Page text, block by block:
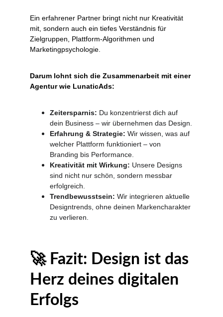
Ein erfahrener Partner bringt nicht nur Kreativität
mit, sondern auch ein tiefes Verständnis für
Zielgruppen, Plattform-Algorithmen und
Marketingpsychologie.
Darum lohnt sich die Zusammenarbeit mit einer
Agentur wie LunaticAds:
Zeitersparnis: Du konzentrierst dich auf
dein Business – wir übernehmen das Design.
Erfahrung & Strategie: Wir wissen, was auf
welcher Plattform funktioniert – von
Branding bis Performance.
Kreativität mit Wirkung: Unsere Designs
sind nicht nur schön, sondern messbar
erfolgreich.
Trendbewusstsein: Wir integrieren aktuelle
Designtrends, ohne deinen Markencharakter
zu verlieren.
🚀 Fazit: Design ist das
Herz deines digitalen
Erfolgs